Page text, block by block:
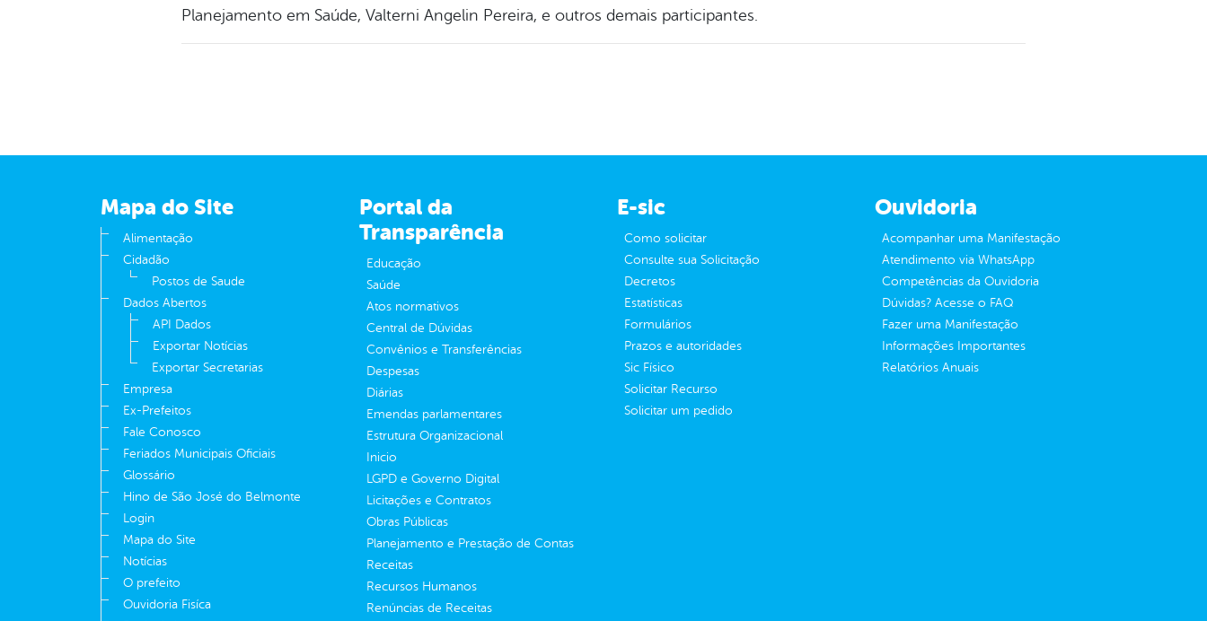
Planejamento em Saúde, Valterni Angelin Pereira, e outros demais participantes.
Mapa do Site
Alimentação
Cidadão
Postos de Saude
Dados Abertos
API Dados
Exportar Notícias
Exportar Secretarias
Empresa
Ex-Prefeitos
Fale Conosco
Feriados Municipais Oficiais
Glossário
Hino de São José do Belmonte
Login
Mapa do Site
Notícias
O prefeito
Ouvidoria Fisíca
Portal da
Transparência
Educação
Saúde
Atos normativos
Central de Dúvidas
Convênios e Transferências
Despesas
Diárias
Emendas parlamentares
Estrutura Organizacional
Inicio
LGPD e Governo Digital
Licitações e Contratos
Obras Públicas
Planejamento e Prestação de Contas
Receitas
Recursos Humanos
Renúncias de Receitas
E-sic
Como solicitar
Consulte sua Solicitação
Decretos
Estatísticas
Formulários
Prazos e autoridades
Sic Físico
Solicitar Recurso
Solicitar um pedido
Ouvidoria
Acompanhar uma Manifestação
Atendimento via WhatsApp
Competências da Ouvidoria
Dúvidas? Acesse o FAQ
Fazer uma Manifestação
Informações Importantes
Relatórios Anuais